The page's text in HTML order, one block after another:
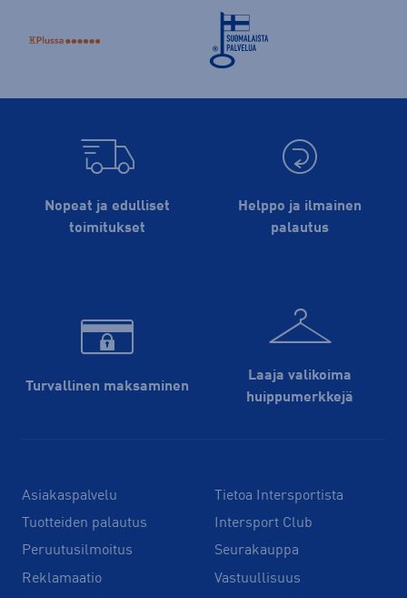
Nopeat ja edulliset
toimitukset
Helppo ja ilmainen
palautus
Turvallinen maksaminen
Laaja valikoima
huippu­merkkejä
Asiakaspalvelu
Tuotteiden palautus
Peruutusilmoitus
Reklamaatio
Tietoa Intersportista
Intersport Club
Seurakauppa
Vastuullisuus